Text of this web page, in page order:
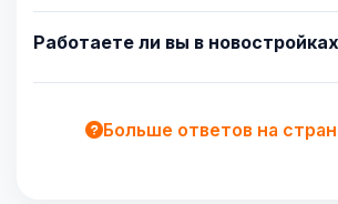
Работаете ли вы в
Больше ответов на